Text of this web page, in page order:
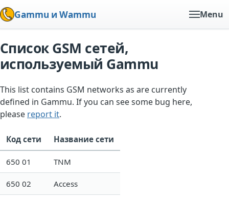
Gammu и Wammu Menu
Список GSM сетей,
используемый Gammu
This list contains GSM networks as are currently
defined in Gammu. If you can see some bug here,
please report it.
Код сети Название сети
650 01 TNM
650 02 Access